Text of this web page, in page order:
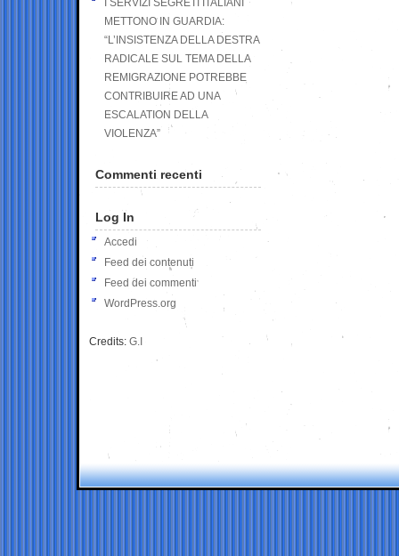
I SERVIZI SEGRETI ITALIANI
METTONO IN GUARDIA:
“L’INSISTENZA DELLA DESTRA
RADICALE SUL TEMA DELLA
REMIGRAZIONE POTREBBE
CONTRIBUIRE AD UNA
ESCALATION DELLA
VIOLENZA”
Commenti recenti
Log In
Accedi
Feed dei contenuti
Feed dei commenti
WordPress.org
Credits: G.I